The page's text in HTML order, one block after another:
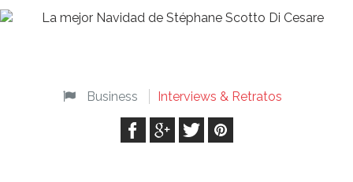
Business Interviews & Retratos